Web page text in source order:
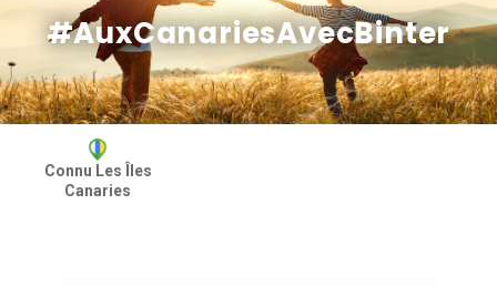
#AuxCanariesAvecBinter
Connu Les Îles
Canaries